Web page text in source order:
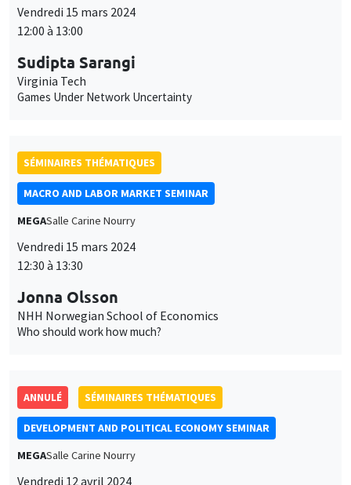
SÉMINAIRES THÉMATIQUES
MACRO AND LABOR MARKET SEMINAR
MEGASalle Carine Nourry
Jonna Olsson
NHH Norwegian School of Economics
Who should work how much?
ANNULÉ
DEVELOPMENT AND POLITICAL ECONOMY SEMINAR
MEGA Salle Carine Nourry
Anna Maria Mayda
Georgetown University
SÉMINAIRES THÉMATIQUES